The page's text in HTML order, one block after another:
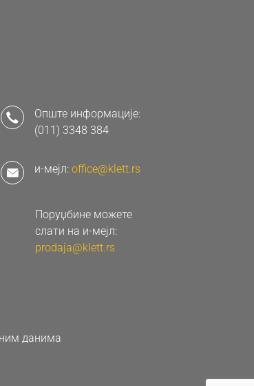
Опште информације:
(011) 3348 384
и-мејл: office@klett.rs
Поруџбине можете
слати на и-мејл:
prodaja@klett.rs
данима